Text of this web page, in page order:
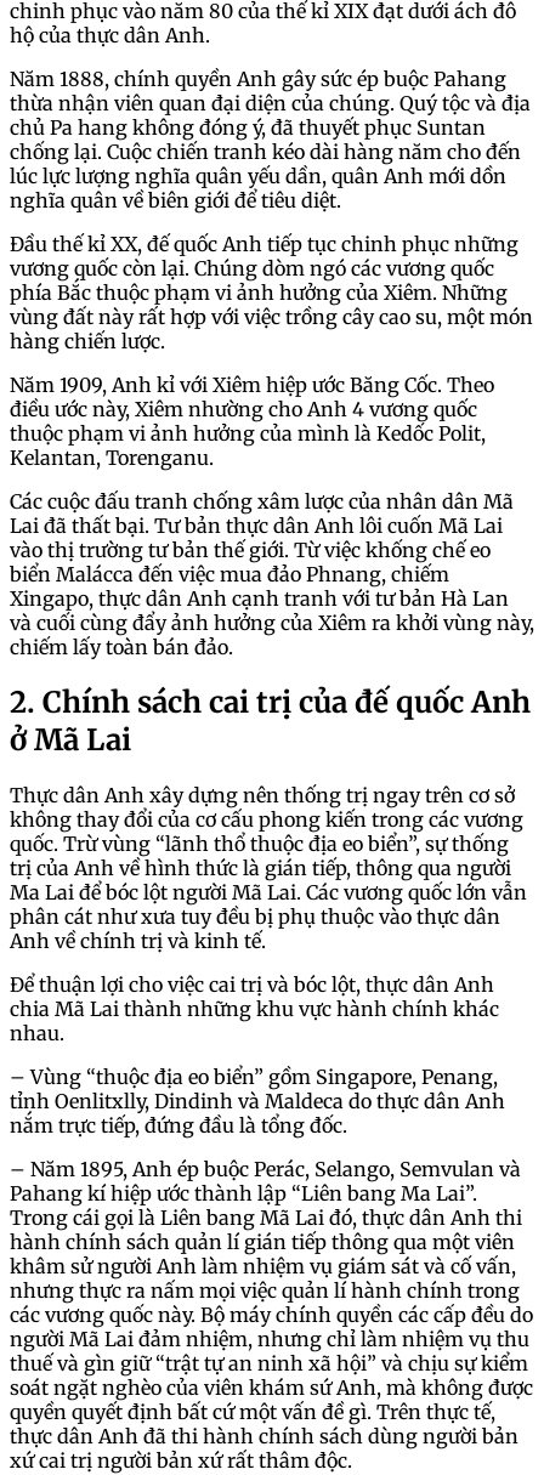
chinh phục vào năm 80 của thế kỉ XIX đạt dưới ách đô
hộ của thực dân Anh.
Năm 1888, chính quyền Anh gây sức ép buộc Pahang
thừa nhận viên quan đại diện của chúng. Quý tộc và địa
chủ Pa hang không đóng ý, đã thuyết phục Suntan
chống lại. Cuộc chiến tranh kéo dài hàng năm cho đến
lúc lực lượng nghĩa quân yếu dần, quân Anh mới dồn
nghĩa quân về biên giới để tiêu diệt.
Đầu thế kỉ XX, đế quốc Anh tiếp tục chinh phục những
vương quốc còn lại. Chúng dòm ngó các vương quốc
phía Bắc thuộc phạm vi ảnh hưởng của Xiêm. Những
vùng đất này rất hợp với việc trồng cây cao su, một món
hàng chiến lược.
Năm 1909, Anh kỉ với Xiêm hiệp ước Băng Cốc. Theo
điều ước này, Xiêm nhường cho Anh 4 vương quốc
thuộc phạm vi ảnh hưởng của mình là Kedốc Polit,
Kelantan, Torenganu.
Các cuộc đấu tranh chống xâm lược của nhân dân Mã
Lai đã thất bại. Tư bản thực dân Anh lôi cuốn Mã Lai
vào thị trường tư bản thế giới. Từ việc khống chế eo
biển Malácca đến việc mua đảo Phnang, chiếm
Xingapo, thực dân Anh cạnh tranh với tư bản Hà Lan
và cuối cùng đẩy ảnh hưởng của Xiêm ra khởi vùng này,
chiếm lấy toàn bán đảo.
2. Chính sách cai trị của đế quốc Anh
ở Mã Lai
Thực dân Anh xây dựng nên thống trị ngay trên cơ sở
không thay đổi của cơ cấu phong kiến trong các vương
quốc. Trừ vùng “lãnh thổ thuộc địa eo biển”, sự thống
trị của Anh về hình thức là gián tiếp, thông qua người
Ma Lai để bóc lột người Mã Lai. Các vương quốc lớn vẫn
phân cát như xưa tuy đều bị phụ thuộc vào thực dân
Anh về chính trị và kinh tế.
Để thuận lợi cho việc cai trị và bóc lột, thực dân Anh
chia Mã Lai thành những khu vực hành chính khác
nhau.
– Vùng “thuộc địa eo biển” gồm Singapore, Penang,
tỉnh Oenlitxlly, Dindinh và Maldeca do thực dân Anh
nắm trực tiếp, đứng đầu là tổng đốc.
– Năm 1895, Anh ép buộc Perác, Selango, Semvulan và
Pahang kí hiệp ước thành lập “Liên bang Ma Lai”.
Trong cái gọi là Liên bang Mã Lai đó, thực dân Anh thi
hành chính sách quản lí gián tiếp thông qua một viên
khâm sử người Anh làm nhiệm vụ giám sát và cố vấn,
nhưng thực ra nấm mọi việc quản lí hành chính trong
các vương quốc này. Bộ máy chính quyền các cấp đều do
người Mã Lai đảm nhiệm, nhưng chỉ làm nhiệm vụ thu
thuế và gìn giữ “trật tự an ninh xã hội” và chịu sự kiểm
soát ngặt nghèo của viên khám sứ Anh, mà không được
quyền quyết định bất cứ một vấn đề gì. Trên thực tế,
thực dân Anh đã thi hành chính sách dùng người bản
xứ cai trị người bản xứ rất thâm độc.